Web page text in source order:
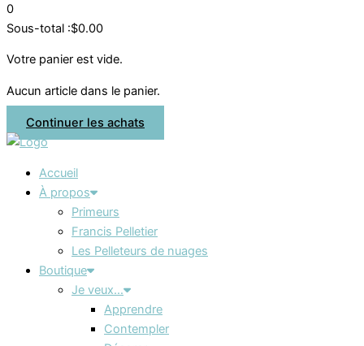
0
Sous-total :$0.00
Votre panier est vide.
Aucun article dans le panier.
Continuer les achats
Accueil
À propos
Primeurs
Francis Pelletier
Les Pelleteurs de nuages
Boutique
Je veux…
Apprendre
Contempler